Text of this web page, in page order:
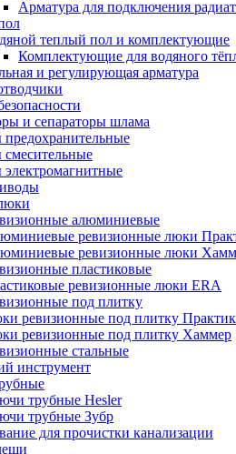
Арматура для подключения
теплый пол и комплектующие
Комплектующие для водяного
и регулирующая арматура
и сепараторы шлама
алюминиевые
ревизионные люки
ревизионные люки
пластиковые
ревизионные люки ERA
под плитку
ревизионные под плитку
ревизионные под плитку Хаммер
стальные
инструмент
трубные Hesler
трубные Зубр
для прочистки канализации